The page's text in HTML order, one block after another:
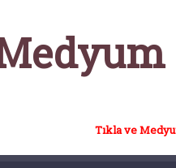
Tıkla ve